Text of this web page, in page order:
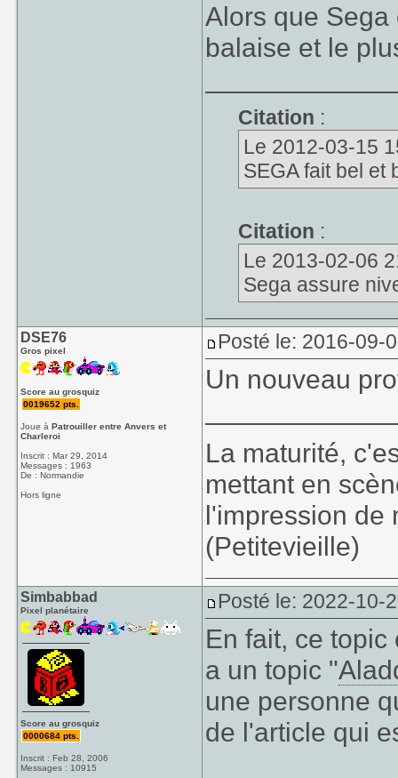
Alors que
balaise et le
Citation :
Le 2012-03-15
SEGA fait bel et
Citation :
Le 2013-02-06
Sega assure
DSE76
Gros pixel
Score au grosquiz
0019652 pts.
Joue àPatrouiller entre Anvers et
Charleroi
Inscrit : Mar 29, 2014
Messages : 1963
De : Normandie
Hors ligne
Posté le: 2016-09-
Un nouveau
La maturité,
mettant en
l'impression de
(Petitevieille)
Simbabbad
Pixel planétaire
Score au grosquiz
0000684 pts.
Inscrit : Feb 28, 2006
Messages : 10915
Posté le: 2022-10-
En fait, ce
a un topic "
une personne
de l'article qui